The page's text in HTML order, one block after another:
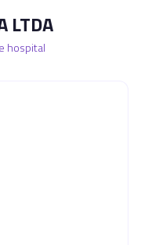
LTDA
hospital